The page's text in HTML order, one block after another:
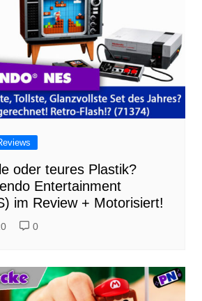
oder teures Plastik?
Entertainment
im Review + Motorisiert!
0